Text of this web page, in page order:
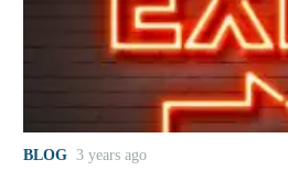
BLOG 3 years ago